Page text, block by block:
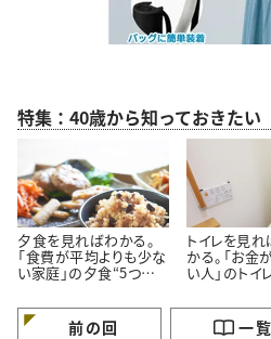
特集：40歳から知っておきたい
夕食を見ればわかる。
「食費が平均よりも少な
い家庭」の夕食“5つの
トイレを見
かる。「お金
い人」のトイ
前の回 一覧